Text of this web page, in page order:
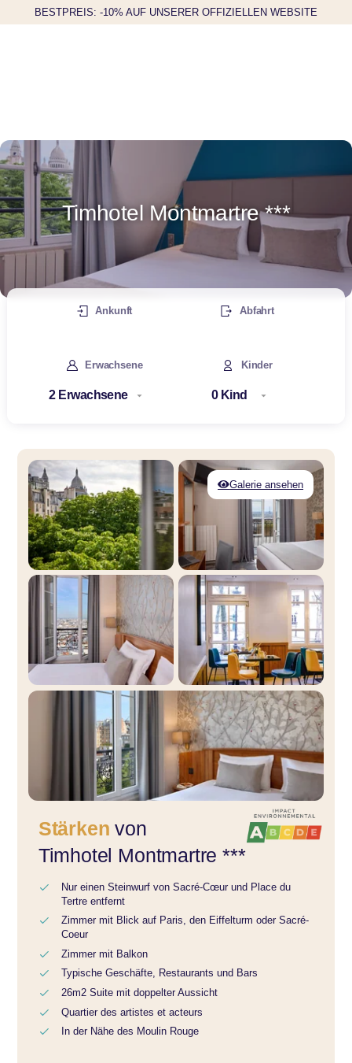
BESTPREIS: -10% AUF UNSERER OFFIZIELLEN WEBSITE
Timhotel Montmartre ***
Ankunft Abfahrt
Erwachsene Kinder
Stärken von
Timhotel Montmartre ***
Nur einen Steinwurf von Sacré-Cœur und Place du
Tertre entfernt
Zimmer mit Blick auf Paris, den Eiffelturm oder Sacré-
Coeur
Zimmer mit Balkon
Typische Geschäfte, Restaurants und Bars
26m2 Suite mit doppelter Aussicht
Quartier des artistes et acteurs
In der Nähe des Moulin Rouge
Galerie ansehen